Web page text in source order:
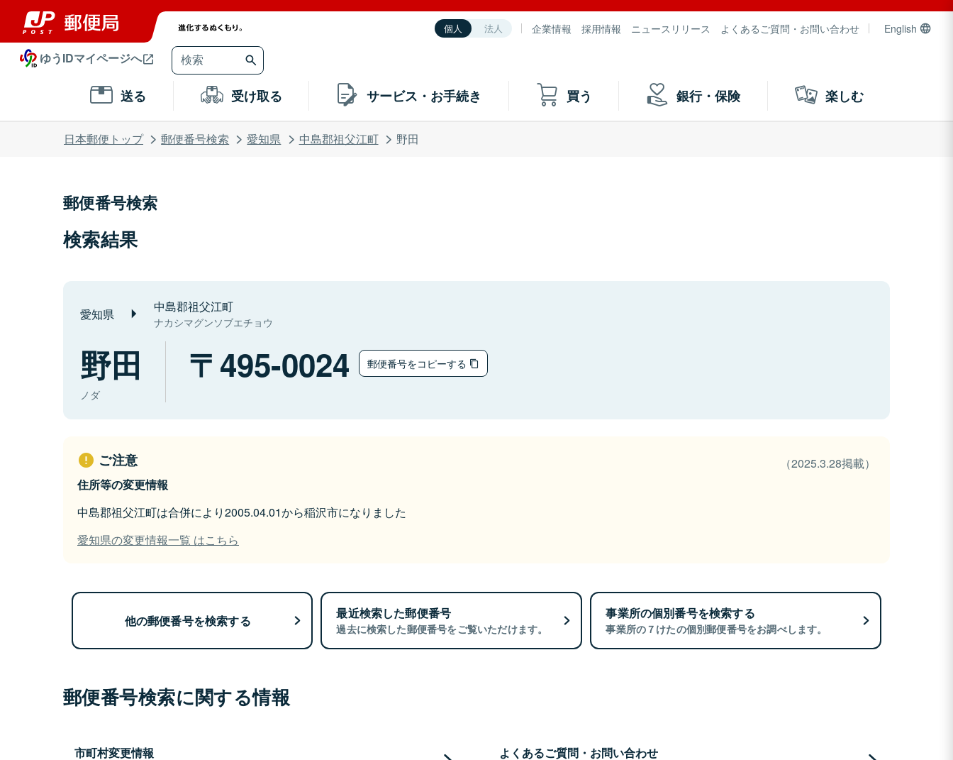
個人 法人 企業情報 採用情報 ニュースリリース よくあるご質問・お問い合わせ English
ゆうIDマイページへ
送る 受け取る サービス・お手続き 買う 銀行・保険 楽しむ
日本郵便トップ 郵便番号検索 愛知県 中島郡祖父江町 野田
郵便番号検索
検索結果
愛知県 中島郡祖父江町
ナカシマグンソブエチョウ
野田
ノダ
495-0024 郵便番号をコピーする
ご注意
（2025.3.28掲載）
住所等の変更情報
中島郡祖父江町は合併により2005.04.01から稲沢市になりました
愛知県の変更情報一覧 はこちら
他の郵便番号を検索する 最近検索した郵便番号
過去に検索した郵便番号をご覧いただけます。
事業所の個別番号を検索する
事業所の７けたの個別郵便番号をお調べします。
郵便番号検索に関する情報
市町村変更情報 よくあるご質問・お問い合わせ